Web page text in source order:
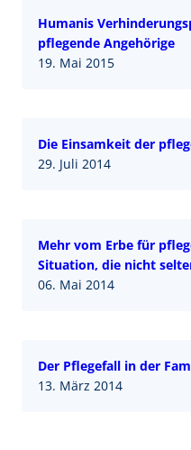
Humanis
pflegende Angehörige
19. Mai 2015
Die Einsamkeit der
29. Juli 2014
Mehr vom Erbe für
Situation, die nicht
06. Mai 2014
Der Pflegefall in der
13. März 2014